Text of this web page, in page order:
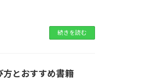
続きを読む
方とおすすめ書籍